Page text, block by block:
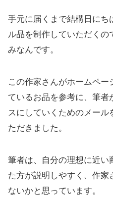
手元に届くまで結構日にち
ル品を制作していただくの
みなんです。
この作家さんがホームペ
ているお品を参考に、筆者
スにしていくためのメール
ただきました。
筆者は、自分の理想に近い
た方が説明しやすく、作家
ないかと思っています。